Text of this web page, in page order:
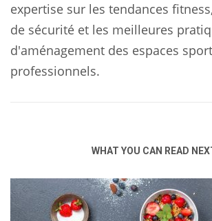
expertise sur les tendances
de sécurité et les meilleures
d'aménagement des espaces
professionnels.
WHAT YOU CAN READ